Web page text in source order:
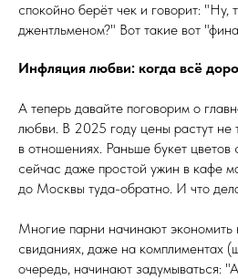
спокойно берёт чек и говорит: "Ну,
джентльменом?" Вот такие вот
Инфляция любви: когда всё
А теперь давайте поговорим о
любви. В 2025 году цены растут не
в отношениях. Раньше букет цветов
сейчас даже простой ужин в кафе
до Москвы туда-обратно. И что
Многие парни начинают экономить
свиданиях, даже на комплиментах
очередь, начинают задумываться: